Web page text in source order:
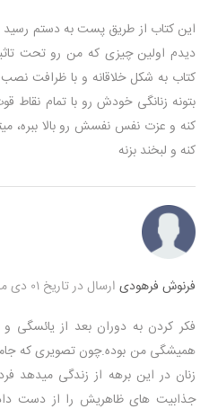
این کتاب از طریق پست به دستم رسید
دیدم اولین چیزی که من رو تحت
کتاب به شکل خلاقانه و با ظرافت
بتونه زنانگی خودش رو با تمام
کنه و عزت نفس نفسش رو بالا ببره،
کنه و لبخند بزنه
فرنوش فرهودی ارسال در تاریخ ۰۱ دی ماه ۱۳۹۸
فکر کردن به دوران بعد از یائسگی
همیشگی من بوده.چون تصویری که
زنان در این برهه از زندگی میدهد
جذابیت های ظاهریش را از دست